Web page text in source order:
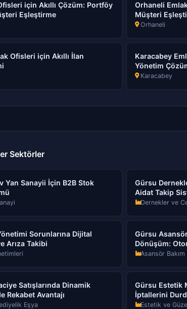
için Akıllı Çözüm: Portföy
Eşleştirme
Orhaneli
Müşteri
Orhaneli
Ofisleri için Akıllı İlan
Karacabey
Yönetim
Karacabey
Sektörler
Yan Sanayii İçin B2B Stok
Gürsu
Aidat Takip
Dernekler ve
Sorunlarına Dijital
Arıza Takibi
Gürsu
Dönüşüm:
Asansör Bakım
Satışlarında Dinamik
Rekabet Avantajı
Eşya
Gürsu Estetik
İptallerini
Estetik ve